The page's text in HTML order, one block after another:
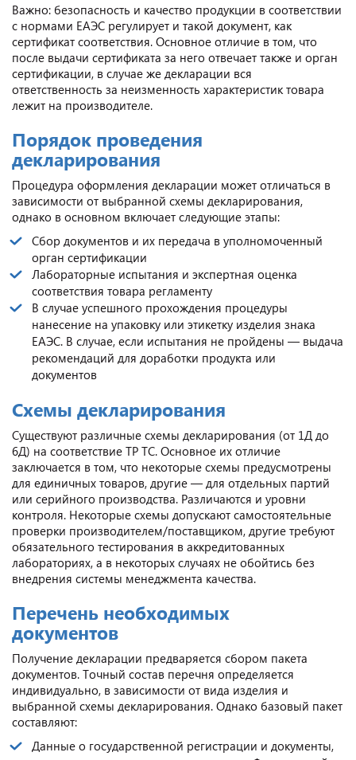
Важно: безопасность и качество продукции в соответствии
с нормами ЕАЭС регулирует и такой документ, как
сертификат соответствия. Основное отличие в том, что
после выдачи сертификата за него отвечает также и орган
сертификации, в случае же декларации вся
ответственность за неизменность характеристик товара
лежит на производителе.
Порядок проведения
декларирования
Процедура оформления декларации может отличаться в
зависимости от выбранной схемы декларирования,
однако в основном включает следующие этапы:
Сбор документов и их передача в уполномоченный
орган сертификации
Лабораторные испытания и экспертная оценка
соответствия товара регламенту
В случае успешного прохождения процедуры
нанесение на упаковку или этикетку изделия знака
ЕАЭС. В случае, если испытания не пройдены — выдача
рекомендаций для доработки продукта или
документов
Схемы декларирования
Существуют различные схемы декларирования (от 1Д до
6Д) на соответствие ТР ТС. Основное их отличие
заключается в том, что некоторые схемы предусмотрены
для единичных товаров, другие — для отдельных партий
или серийного производства. Различаются и уровни
контроля. Некоторые схемы допускают самостоятельные
проверки производителем/поставщиком, другие требуют
обязательного тестирования в аккредитованных
лабораториях, а в некоторых случаях не обойтись без
внедрения системы менеджмента качества.
Перечень необходимых
документов
Получение декларации предваряется сбором пакета
документов. Точный состав перечня определяется
индивидуально, в зависимости от вида изделия и
выбранной схемы декларирования. Однако базовый пакет
составляют:
Данные о государственной регистрации и документы,